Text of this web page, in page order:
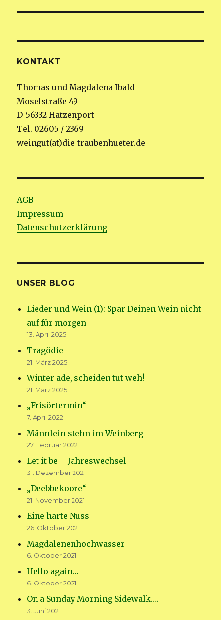
KONTAKT
Thomas und Magdalena Ibald
Moselstraße 49
D-56332 Hatzenport
Tel. 02605 / 2369
weingut(at)die-traubenhueter.de
AGB
Impressum
Datenschutzerklärung
UNSER BLOG
Lieder und Wein (1): Spar Deinen Wein nicht
auf für morgen
13. April 2025
Tragödie
21. März 2025
Winter ade, scheiden tut weh!
21. März 2025
„Frisörtermin“
7. April 2022
Männlein stehn im Weinberg
27. Februar 2022
Let it be – Jahreswechsel
31. Dezember 2021
„Deebbekoore“
21. November 2021
Eine harte Nuss
26. Oktober 2021
Magdalenenhochwasser
6. Oktober 2021
Hello again…
6. Oktober 2021
On a Sunday Morning Sidewalk….
3. Juni 2021